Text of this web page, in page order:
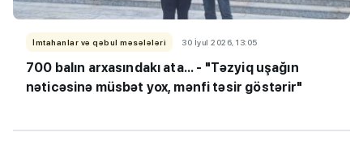
İmtahanlar və qəbul məsələləri 30 İyul 2026, 13:05
700 balın arxasındakı ata... - "Təzyiq uşağın
nəticəsinə müsbət yox, mənfi təsir göstərir"